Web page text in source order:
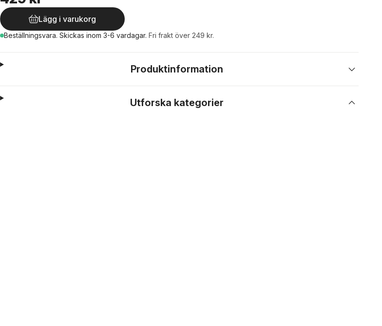
Lägg i varukorg
Beställningsvara. Skickas inom 3-6 vardagar. Fri frakt över 249 kr.
Produktinformation
Utforska kategorier